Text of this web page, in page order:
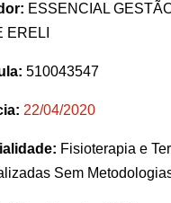
ESSENCIAL
ERELI
510043547
22/04/2020
Fisioterapia e
Sem